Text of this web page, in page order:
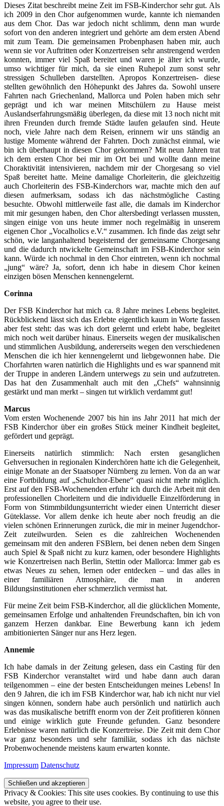
Dieses Zitat beschreibt meine Zeit im FSB-Kinderchor sehr gut. Als
ich 2009 in den Chor aufgenommen wurde, kannte ich niemanden
aus dem Chor. Das war jedoch nicht schlimm, denn man wurde
sofort von den anderen integriert und gehörte am dem ersten Abend
mit zum Team. Die gemeinsamen Probenphasen haben mir, auch
wenn sie vor Auftritten oder Konzertreisen sehr anstrengend werden
konnten, immer viel Spaß bereitet und waren je älter ich wurde,
umso wichtiger für mich, da sie einen Ruhepol zum sonst sehr
stressigen Schulleben darstellten. Apropos Konzertreisen- diese
stellten gewöhnlich den Höhepunkt des Jahres da. Sowohl unsere
Fahrten nach Griechenland, Mallorca und Polen haben mich sehr
geprägt und ich war meinen Mitschülern zu Hause meist
Auslandserfahrungsmäßig überlegen, da diese mit 13 noch nicht mit
ihren Freunden durch fremde Städte laufen gelaufen sind. Heute
noch, viele Jahre nach dem Reisen, erinnern wir uns ständig an
lustige Momente während der Fahrten. Doch zunächst einmal, wie
bin ich überhaupt in diesen Chor gekommen? Mit neun Jahren trat
ich dem ersten Chor bei mir im Ort bei und wollte dann meine
Choraktivität intensivieren, nachdem mir der Chorgesang so viel
Spaß bereitet hatte. Meine damalige Chorleiterin, die gleichzeitig
auch Chorleiterin des FSB-Kinderchors war, machte mich den auf
diesen aufmerksam, sodass ich das nächstmögliche Casting
besuchte. Obwohl mittlerweile fast alle, die damals im Kinderchor
mit mir gesungen haben, den Chor altersbedingt verlassen mussten,
singen einige von uns heute immer noch regelmäßig in unserem
eigenen Chor „Vocalholics e.V.“ zusammen. Ich finde das zeigt sehr
schön, wie langanhaltend begeisternd der gemeinsame Chorgesang
und die dadurch ntwickelte Gemeinschaft im FSB-Kinderchor sein
kann. Würde ich nochmal in den Chor eintreten, wenn ich nochmal
„jung“ wäre? Ja, sofort, denn ich habe in diesem Chor keinen
einzigen bösen Menschen kennengelernt.
Corinna
Der FSB Kinderchor hat mich ca. 8 Jahre meines Lebens begleitet.
Rückblickend lässt sich das Erlebte eigentlich kaum in Worte fassen
aber fest steht: das was ich dort gelernt und erlebt habe, begleitet
mich noch weit darüber hinaus. Einerseits wegen der musikalischen
und stimmlichen Ausbildung, andererseits wegen den verschiedenen
Menschen die ich hier kennengelernt und liebgewonnen habe. Die
Chorfahrten waren natürlich die Highlights und es war spannend mit
der Truppe in anderen Ländern unterwegs zu sein und aufzutreten.
Das hat den Zusammenhalt auch mit den „Chefs“ wahnsinnig
gestärkt und man merkt – singen tut wirklich verdammt gut!
Marcus
Vom ersten Wochenende 2007 bis hin ins Jahr 2011 hat mich der
FSB Kinderchor über ein großes Stück meiner Kindheit begleitet,
gefördert und geprägt.
Einerseits natürlich stimmlich: Nach ersten gesanglichen
Gehversuchen in regionalen Kinderchören hatte ich die Gelegenheit,
einige Monate an der Staatsoper Nürnberg zu lernen. Von da an war
eine Fortbildung auf „Schulchor-Ebene“ quasi nicht mehr möglich.
Erst auf den FSB-Wochenenden erfuhr ich durch die Arbeit mit den
professionellen Chorleitern und die individuelle Einzelförderung in
Form von Stimmbildungsunterricht wieder einen Unterricht dieser
Güteklasse. Vor allem denke ich heute aber noch freudig an die
vielen schönen Erinnerungen zurück, die mir in meiner Jugendchor-
Zeit zuteilwurden. Seien es die zahlreichen Wochenenden
gemeinsam mit den anderen FSBlern, bei denen neben dem Singen
auch Spiel & Spaß nicht zu kurz kamen, oder besondere Highlights
wie Konzertreisen nach Berlin, Stettin oder Mallorca: Immer gab es
etwas Neues zu sehen, lernen oder entdecken – und das alles in
einer familiären Atmosphäre, die man in anderen
Bildungsinstitutionen eher schmerzlich vermisst hat.
Für meine Zeit beim FSB-Kinderchor, all die glücklichen Momente,
gemeinsamen Erfolge und anhaltenden Freundschaften, bin ich von
ganzem Herzen dankbar. Eine Bewerbung kann ich jedem
ambitionierten Sänger nur ans Herz legen.
Annemie
Ich habe damals in der Zeitung gelesen, dass ein Casting für den
FSB Kinderchor veranstaltet wird und habe dann auch daran
teilgenommen – eine der besten Entscheidungen meines Lebens! In
den 9 Jahren, die ich im FSB Kinderchor war, hab ich nicht nur viel
singen können, sondern habe auch persönlich und natürlich auch
was das musikalische betrifft enorm von der Zeit profitieren können
und einige wirklich gute Freunde gefunden. Ganz besondere
Erlebnisse waren natürlich die Konzertreise. Die Zeit mit dem Chor
war ganz besonders und sehr familiär, sodass ich das nächste
Probenwochenende meistens kaum erwarten konnte.
Impressum Datenschutz
Privacy & Cookies: This site uses cookies. By continuing to use this
website, you agree to their use.